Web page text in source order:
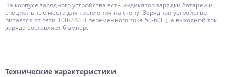
На корпусе зарядного устройства есть индикатор зарядки батареи и
специальные места для крепления на стену. Зарядное устройство
питается от сети 100-240 В переменного тока 50-60Гц, а выходной ток
заряда составляет 6 ампер.
Технические характеристики